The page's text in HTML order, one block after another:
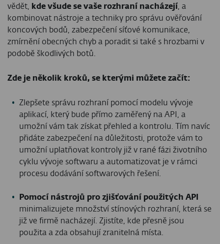
vědět, kde všude se vaše rozhraní nacházejí, a
kombinovat nástroje a techniky pro správu ověřování
koncových bodů, zabezpečení síťové komunikace,
zmírnění obecných chyb a poradit si také s hrozbami v
podobě škodlivých botů.
Zde je několik kroků, se kterými můžete začít:
Zlepšete správu rozhraní pomocí modelu vývoje
aplikací, který bude přímo zaměřený na API, a
umožní vám tak získat přehled a kontrolu. Tím navíc
přidáte zabezpečení na důležitosti, protože vám to
umožní uplatňovat kontroly již v rané fázi životního
cyklu vývoje softwaru a automatizovat je v rámci
procesu dodávání softwarových řešení.
Pomocí nástrojů pro zjišťování použitých API
minimalizujete množství stínových rozhraní, která se
již ve firmě nacházejí. Zjistíte, kde přesně jsou
použita a zda obsahují zranitelná místa.